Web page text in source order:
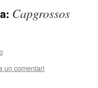
Capgrossos
un comentari